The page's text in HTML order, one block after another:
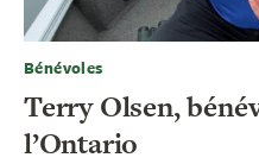
Bénévoles
Terry Olsen,
l’Ontario